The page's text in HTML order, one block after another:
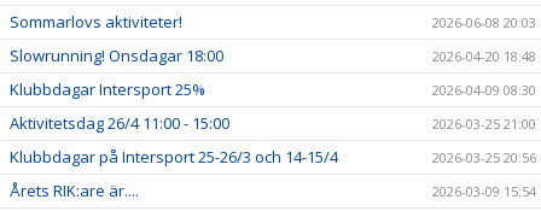
Sommarlovs aktiviteter! 2026-06-08 20:03
Slowrunning! Onsdagar 18:00 2026-04-20 18:48
Klubbdagar Intersport 25% 2026-04-09 08:30
Aktivitetsdag 26/4 11:00 - 15:00 2026-03-25 21:00
Klubbdagar på Intersport 25-26/3 och 14-15/4 2026-03-25 20:56
Årets RIK:are är.... 2026-03-09 15:54